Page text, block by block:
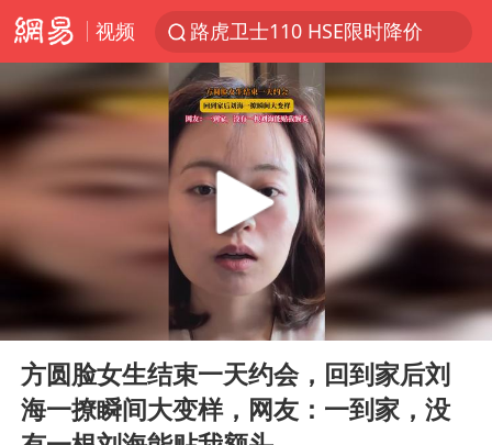
视频
路虎卫士110 HSE限时降价
上海鼓励居家办公
多地银行上调存款利率
新疆生产建设兵团生态环境局原局长被查
朱一龙的鼻子怎么了
5万元以下微型代步车集体遇冷
大疆错失宇树
费大厨口号更改 不再宣传小炒肉大王
周星驰妈妈现身香港首映礼
Play
00:00 00:12
方圆脸女生结束一天约会，回到家后刘
海一撩瞬间大变样，网友：一到家，没